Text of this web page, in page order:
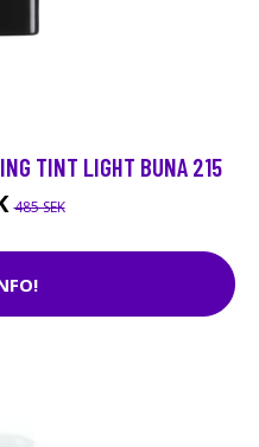
TINT LIGHT BUNA 215
485 SEK